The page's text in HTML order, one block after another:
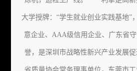
大学授牌：“学生就业创业实践基地”
意企业、AAA级信用企业、广东省
誉，是深圳市战略性新兴产业发展